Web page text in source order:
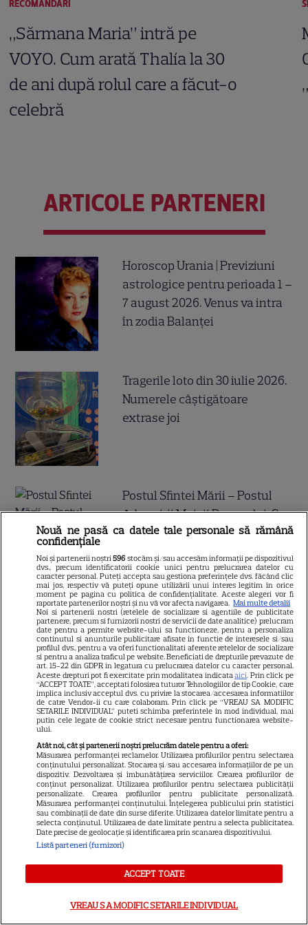
RECOMANDĂRI
„Sărmana Maria” intră pe
VOYO. Cum arată Thalía la 30
de ani după rolul care a făcut-o
celebră
ARTICOLE PARTENERI
Horoscop Urania | Previziuni
astrologice pentru perioada 1 –
7 august 2026. Venus va intra
în zodia Balanței
Tragerile loto din 30 iulie 2026.
Numerele câştigătoare
extrase joi
Postul Sfintei Mării – Postul
Adormirii Maicii Domnului. Ce
se mănâncă în post
Ce vase de gătit îți trebuie
dacă te muți singur – ustensile
pe care trebuie să le ai în
bucătărie
ALTE ARTICOLE
INTERESANTE
NETFLIX
Noutăți Netflix în august 2026:
Nouă ne pasă ca datele tale personale să rămână
confidențiale
Noi și partenerii noștri596 stocăm și/sau accesăm informații pe dispozitivul
dvs., precum identificatorii cookie unici pentru prelucrarea datelor cu
caracter personal. Puteți accepta sau gestiona preferințele dvs. făcând clic
mai jos, respectiv vă puteți opune utilizării unui interes legitim în orice
moment pe pagina cu politica de confidențialitate. Aceste alegeri vor fi
raportate partenerilor noștri și nu vă vor afecta navigarea. Mai multe detalii
Noi si partenerii nostri (retelele de socializare si agentiile de publicitate
partenere, precum si furnizorii nostri de servicii de date analitice) prelucram
date pentru a permite website-ului sa functioneze, pentru a personaliza
continutul si anunturile publicitare afisate in functie de interesele si/sau
profilul dvs., pentru a va oferi functionalitati aferente retelelor de socializare
si pentru a analiza traficul pe website. Beneficiati de drepturile prevazute de
art. 15-22 din GDPR in legatura cu prelucrarea datelor cu caracter personal.
Aceste drepturi pot fi exercitate prin modalitatea indicataaici. Prin click pe
“ACCEPT TOATE”, acceptati folosirea tuturor Tehnologiilor de tip Cookie, care
implica inclusiv acceptul dvs. cu privire la stocarea/accesarea informatiilor
de catre Vendor-ii cu care colaboram. Prin click pe “VREAU SA MODIFIC
SETARILE INDIVIDUAL” puteti schimba preferintele in mod individual, mai
putin cele legate de cookie strict necesare pentru functionarea website-
ului.
Atât noi, cât și partenerii noștri prelucrăm datele pentru a oferi:
Măsurarea performanței reclamelor. Utilizarea profilurilor pentru selectarea
conținutului personalizat. Stocarea și/sau accesarea informațiilor de pe un
dispozitiv. Dezvoltarea și îmbunătățirea serviciilor. Crearea profilurilor de
conținut personalizat. Utilizarea profilurilor pentru selectarea publicității
personalizate. Crearea profilurilor pentru publicitate personalizată.
Măsurarea performanței conținutului. Înțelegerea publicului prin statistici
sau combinații de date din surse diferite. Utilizarea datelor limitate pentru a
selecta conținutul. Utilizarea de date limitate pentru a selecta publicitatea.
Date precise de geolocație și identificarea prin scanarea dispozitivului.
Listă parteneri (furnizori)
ACCEPT TOATE
VREAU SA MODIFIC SETARILE INDIVIDUAL